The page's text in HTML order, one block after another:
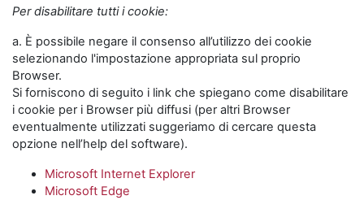
Per disabilitare tutti i cookie:
a. È possibile negare il consenso all’utilizzo dei cookie
selezionando l'impostazione appropriata sul proprio
Browser.
Si forniscono di seguito i link che spiegano come disabilitare
i cookie per i Browser più diffusi (per altri Browser
eventualmente utilizzati suggeriamo di cercare questa
opzione nell’help del software).
Microsoft Internet Explorer
Microsoft Edge